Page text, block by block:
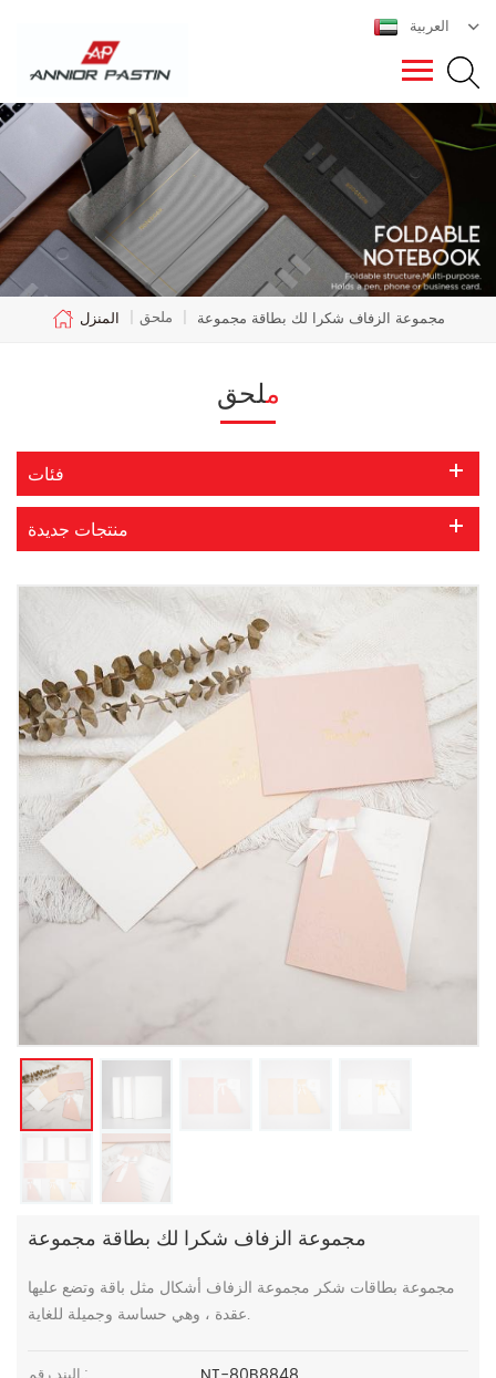
العربية
المنزل | ملحق | مجموعة الزفاف شكرا لك بطاقة مجموعة
ملحق
فئات
منتجات جديدة
مجموعة الزفاف شكرا لك بطاقة مجموعة
مجموعة بطاقات شكر مجموعة الزفاف أشكال مثل باقة وتضع عليها
عقدة ، وهي حساسة وجميلة للغاية.